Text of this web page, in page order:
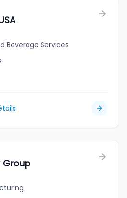
Beverage Services
Group